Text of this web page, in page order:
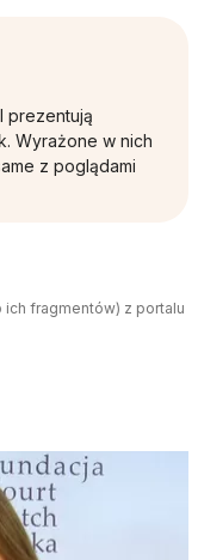
prezentują
Wyrażone w nich
z poglądami
ich fragmentów) z portalu